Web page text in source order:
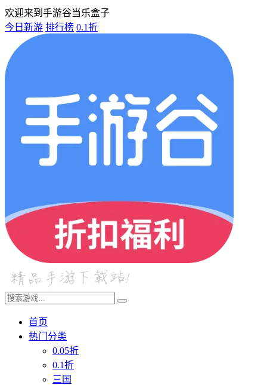
欢迎来到手游谷当乐盒子
今日新游 排行榜 0.1折
首页
热门分类
0.05折
0.1折
三国